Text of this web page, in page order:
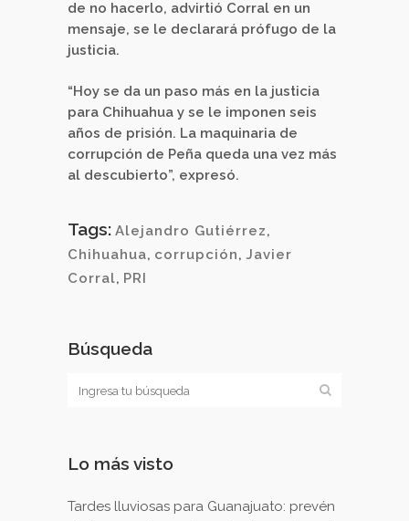
de no hacerlo, advirtió Corral en un
mensaje, se le declarará prófugo de la
justicia.
“Hoy se da un paso más en la justicia
para Chihuahua y se le imponen seis
años de prisión. La maquinaria de
corrupción de Peña queda una vez más
al descubierto”, expresó.
Tags: Alejandro Gutiérrez,
Chihuahua, corrupción, Javier
Corral, PRI
Búsqueda
Lo más visto
Tardes lluviosas para Guanajuato: prevén